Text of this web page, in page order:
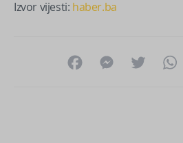
Izvor vijesti: haber.ba
FacebookMessenger
Twitter